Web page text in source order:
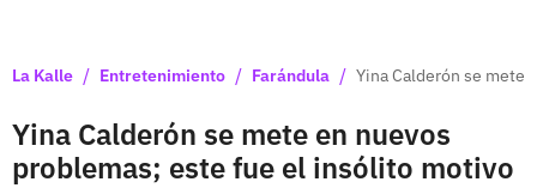
La Kalle / Entretenimiento / Farándula / Yina Calderón se mete
Yina Calderón se mete en nuevos
problemas; este fue el insólito motivo